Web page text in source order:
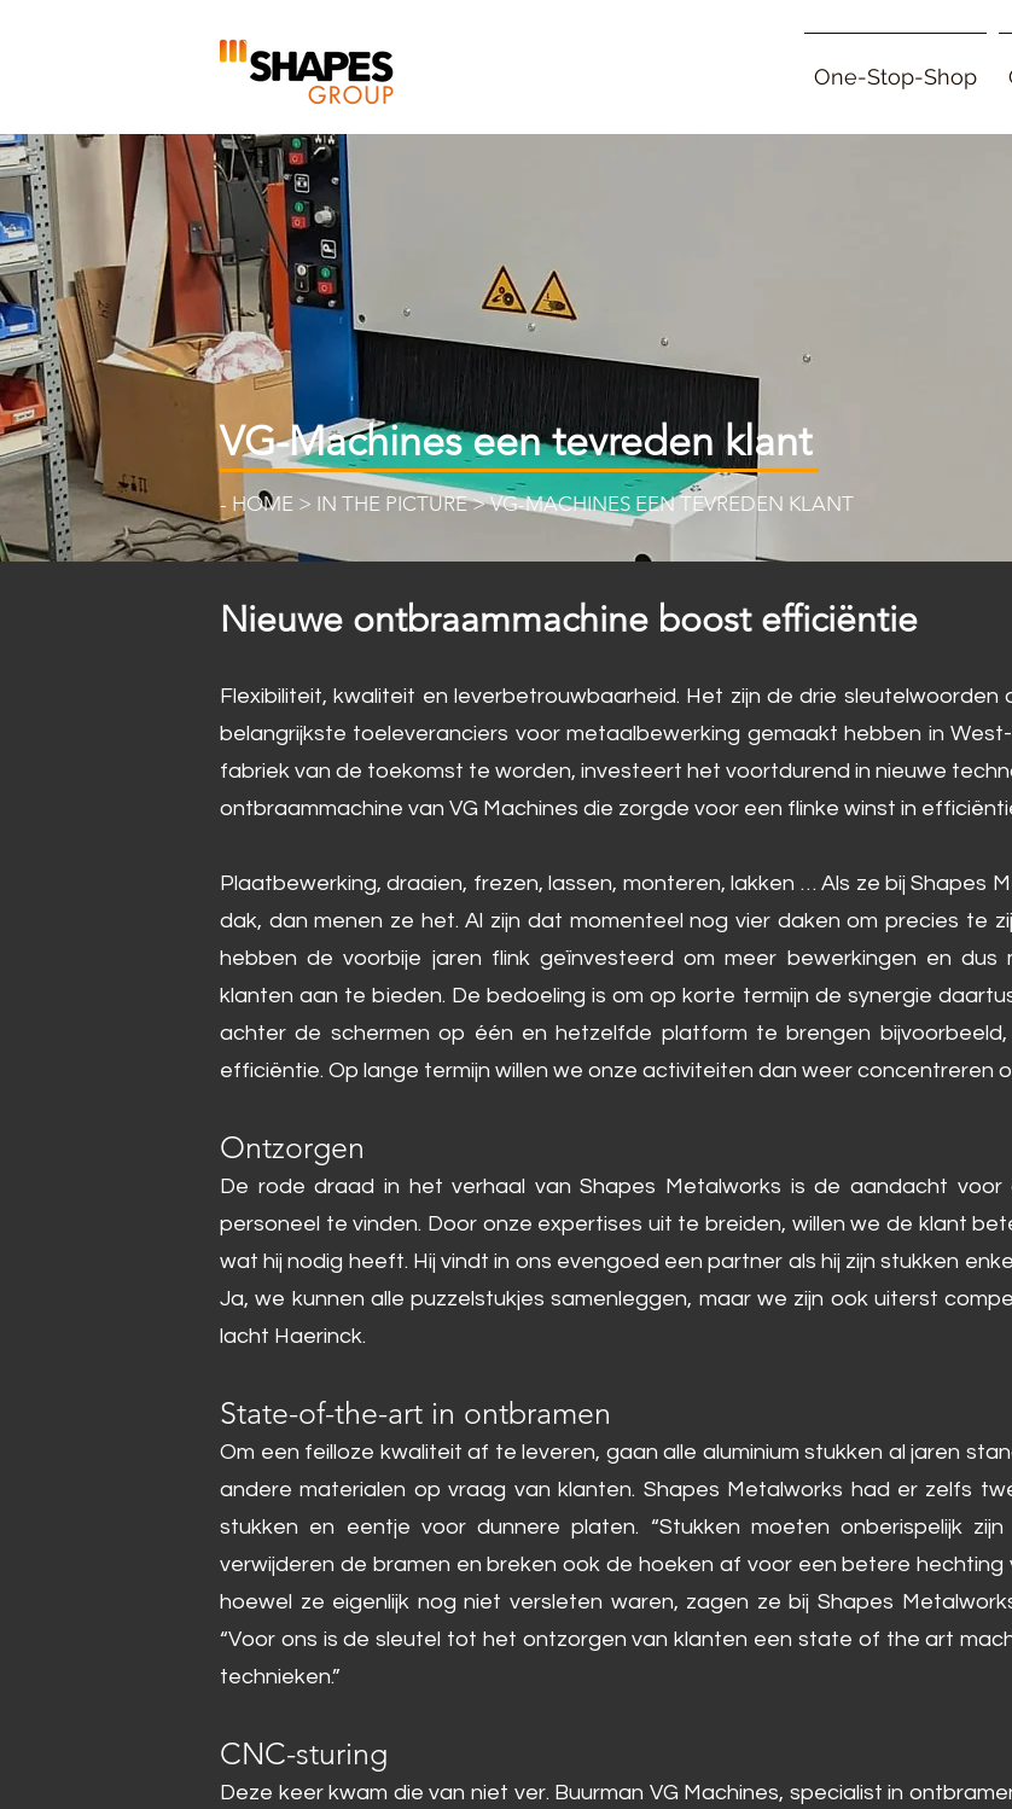
One-Stop-Shop
VG-Machines een tevreden klant
- HOME > IN THE PICTURE> VG-MACHINES EEN TEVREDEN KLANT
Nieuwe ontbraammachine boost efficiëntie
Flexibiliteit, kwaliteit en leverbetrouwbaarheid. Het zijn de drie
belangrijkste toeleveranciers voor metaalbewerking gemaakt hebben in
fabriek van de toekomst te worden, investeert het voortdurend in nieuwe
ontbraammachine van VG Machines die zorgde voor een flinke winst in
Plaatbewerking, draaien, frezen, lassen, monteren, lakken … Als ze bij Shapes
dak, dan menen ze het. Al zijn dat momenteel nog vier daken om precies te
hebben de voorbije jaren flink geïnvesteerd om meer bewerkingen en
klanten aan te bieden. De bedoeling is om op korte termijn de synergie
achter de schermen op één en hetzelfde platform te brengen
efficiëntie. Op lange termijn willen we onze activiteiten dan weer concentreren
Ontzorgen
De rode draad in het verhaal van Shapes Metalworks is de aandacht voor
personeel te vinden. Door onze expertises uit te breiden, willen we de klant
wat hij nodig heeft. Hij vindt in ons evengoed een partner als hij zijn stukken
Ja, we kunnen alle puzzelstukjes samenleggen, maar we zijn ook uiterst
lacht Haerinck.
State-of-the-art in ontbramen
Om een feilloze kwaliteit af te leveren, gaan alle aluminium stukken al jaren
andere materialen op vraag van klanten. Shapes Metalworks had er zelfs
stukken en eentje voor dunnere platen. “Stukken moeten onberispelijk
verwijderen de bramen en breken ook de hoeken af voor een betere hechting
hoewel ze eigenlijk nog niet versleten waren, zagen ze bij Shapes
“Voor ons is de sleutel tot het ontzorgen van klanten een state of the art
technieken.”
CNC-sturing
Deze keer kwam die van niet ver. Buurman VG Machines, specialist in